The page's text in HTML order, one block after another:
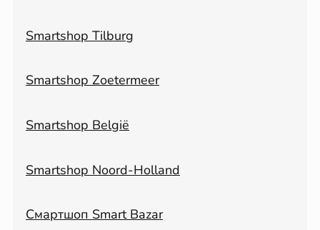
Smartshop Tilburg
Smartshop Zoetermeer
Smartshop België
Smartshop Noord-Holland
Смартшоп Smart Bazar